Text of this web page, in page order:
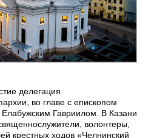
делегация
во главе с епископом
Гавриилом. В Казани
волонтеры,
крестных ходов «Челнинский